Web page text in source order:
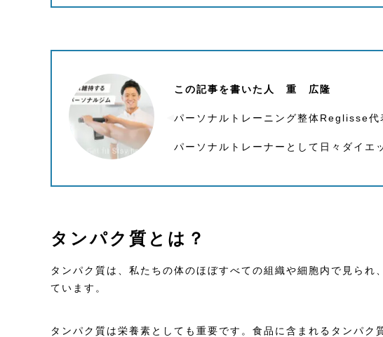
この記事を書いた人 重 広隆
パーソナルトレーニング整体Reglisse代
パーソナルトレーナーとして日々ダイエ
タンパク質とは？
タンパク質は、私たちの体のほぼすべての組織や細胞内で見られ
ています。
タンパク質は栄養素としても重要です。食品に含まれるタンパク